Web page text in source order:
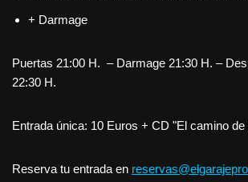
+ Darmage
Puertas 21:00 H. – Darmage 21:30 H. –
22:30 H.
Entrada única: 10 Euros + CD "El camino
Reserva tu entrada en